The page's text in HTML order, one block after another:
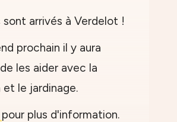
arrivés à Verdelot !
prochain il y aura
les aider avec la
le jardinage.
pour plus d'information.